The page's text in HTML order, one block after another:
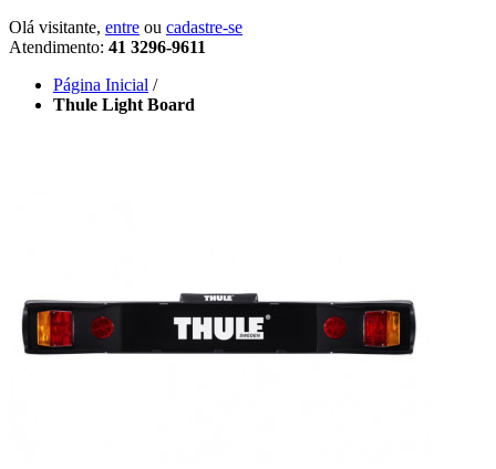
Olá visitante, entre ou cadastre-se
Atendimento: 41 3296-9611
Página Inicial /
Thule Light Board